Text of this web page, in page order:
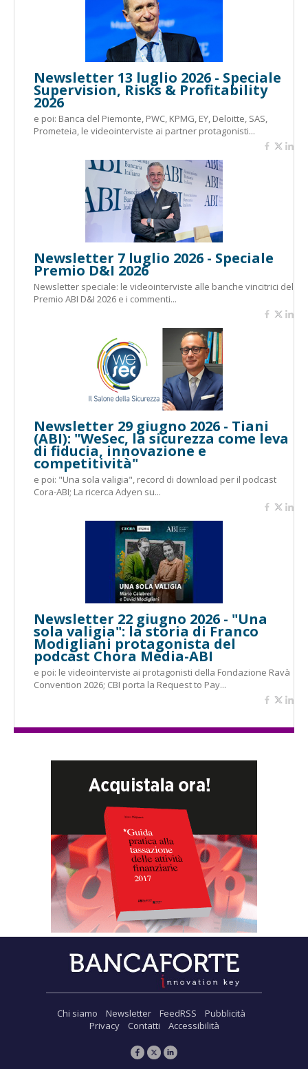
Newsletter 13 luglio 2026 - Speciale
Supervision, Risks & Profitability
2026
e poi: Banca del Piemonte, PWC, KPMG, EY, Deloitte, SAS,
Prometeia, le videointerviste ai partner protagonisti...
Newsletter 7 luglio 2026 - Speciale
Premio D&I 2026
Newsletter speciale: le videointerviste alle banche vincitrici del
Premio ABI D&I 2026 e i commenti...
Newsletter 29 giugno 2026 - Tiani
(ABI): "WeSec, la sicurezza come leva
di fiducia, innovazione e
competitività"
e poi: "Una sola valigia", record di download per il podcast
Cora-ABI; La ricerca Adyen su...
Newsletter 22 giugno 2026 - "Una
sola valigia": la storia di Franco
Modigliani protagonista del
podcast Chora Media-ABI
e poi: le videointerviste ai protagonisti della Fondazione Ravà
Convention 2026; CBI porta la Request to Pay...
Chi siamo Newsletter FeedRSS
Pubblicità
Privacy
Contatti Accessibilità